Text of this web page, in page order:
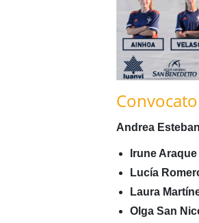
Andrea Esteban
Irune
Lucía
Laura
Olga San